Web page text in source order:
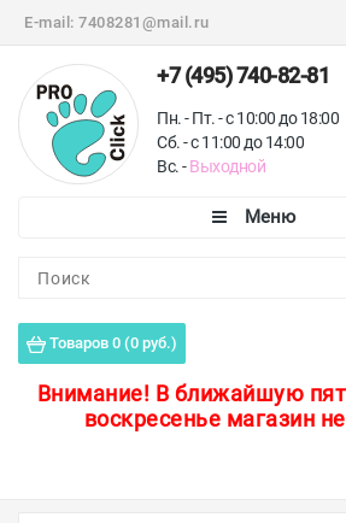
E-mail: 7408281@mail.ru
+7 (495) 740-82-81
Пн. - Пт. - с 10:00 до 18:00
Сб. - с 11:00 до 14:00
Вс. -Выходной
Товаров 0 (0 руб.)
Внимание! В ближайшую
воскресенье магазин
Пороги для пола
Защитные уголки